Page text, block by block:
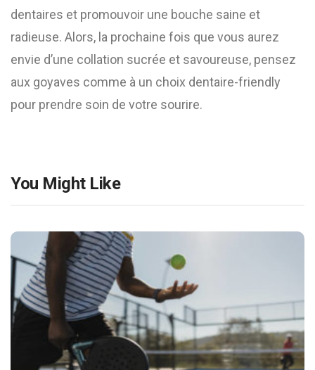
dentaires et promouvoir une bouche saine et
radieuse. Alors, la prochaine fois que vous aurez
envie d’une collation sucrée et savoureuse, pensez
aux goyaves comme à un choix dentaire-friendly
pour prendre soin de votre sourire.
You Might Like